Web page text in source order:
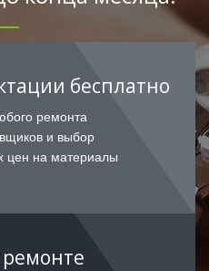
бесплатно
ремонта
и выбор
цен на материалы